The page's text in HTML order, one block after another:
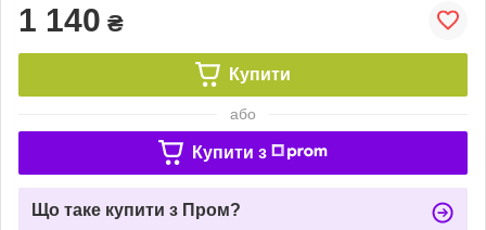
1 140 ₴
Купити
або
Купити з
Що таке купити з Пром?